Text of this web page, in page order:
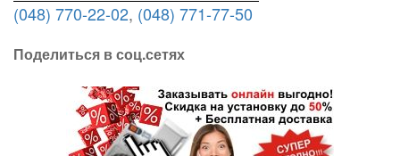
(048) 770-22-02, (048) 771-77-50
Поделиться в соц.сетях